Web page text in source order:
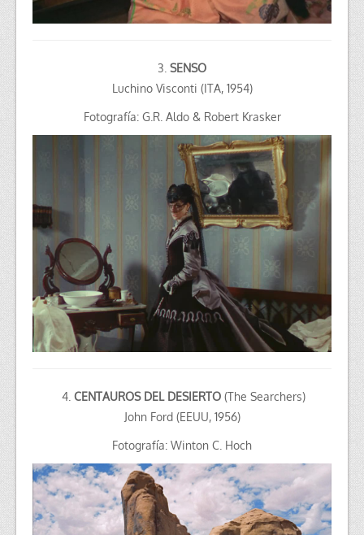
3. SENSO
Luchino Visconti (ITA, 1954)
Fotografía: G.R. Aldo & Robert Krasker
4. CENTAUROS DEL DESIERTO (The Searchers)
John Ford (EEUU, 1956)
Fotografía: Winton C. Hoch